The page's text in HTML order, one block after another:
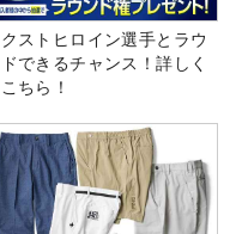
ストヒロイン選手とラウ
できるチャンス！詳しく
ちら！